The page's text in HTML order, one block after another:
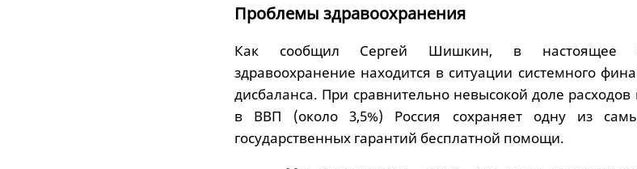
Проблемы здравоохранения
Как сообщил Сергей Шишкин, в настоящее
здравоохранение находится в ситуации системного
дисбаланса. При сравнительно невысокой доле
в ВВП (около 3,5%) Россия сохраняет одну из
государственных гарантий бесплатной помощи.